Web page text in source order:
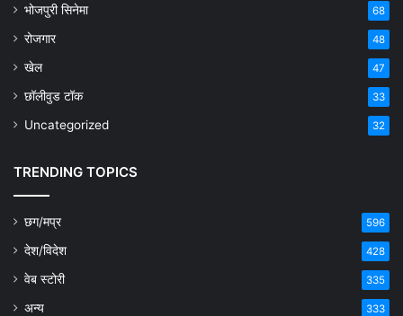
भोजपुरी सिनेमा 68
रोजगार 48
खेल 47
छॉलीवुड टॉक 33
Uncategorized 32
TRENDING TOPICS
छग/मप्र 596
देश/विदेश 428
वेब स्टोरी 335
अन्य 333